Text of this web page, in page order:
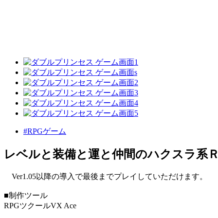
#RPGゲーム
レベルと装備と運と仲間のハクスラ系
Ver1.05以降の導入で最後までプレイしていただけます。
■制作ツール
RPGツクールVX Ace